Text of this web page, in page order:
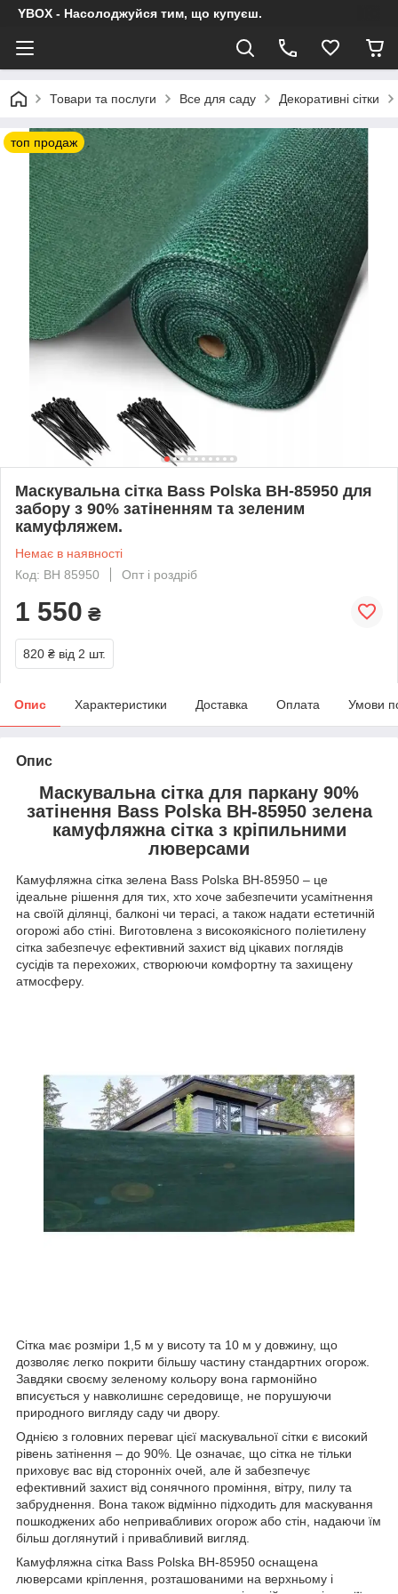
YBOX - Насолоджуйся тим, що купуєш.
Товари та послуги Все для саду Декоративні сітки
топ продаж
Маскувальна сітка Bass Polska BH-85950 для
забору з 90% затіненням та зеленим
камуфляжем.
Немає в наявності
Код: BH 85950
Опт і роздріб
1 550 ₴
820 ₴ від 2 шт.
Опис Характеристики Доставка Оплата Умови
Опис
Маскувальна сітка для паркану 90%
затінення Bass Polska BH-85950 зелена
камуфляжна сітка з кріпильними
люверсами
Камуфляжна сітка зелена Bass Polska BH-85950 – це
ідеальне рішення для тих, хто хоче забезпечити усамітнення
на своїй ділянці, балконі чи терасі, а також надати естетичній
огорожі або стіні. Виготовлена з високоякісного поліетилену
сітка забезпечує ефективний захист від цікавих поглядів
сусідів та перехожих, створюючи комфортну та захищену
атмосферу.
Сітка має розміри 1,5 м у висоту та 10 м у довжину, що
дозволяє легко покрити більшу частину стандартних огорож.
Завдяки своєму зеленому кольору вона гармонійно
вписується у навколишнє середовище, не порушуючи
природного вигляду саду чи двору.
Однією з головних переваг цієї маскувальної сітки є високий
рівень затінення – до 90%. Це означає, що сітка не тільки
приховує вас від сторонніх очей, але й забезпечує
ефективний захист від сонячного проміння, вітру, пилу та
забруднення. Вона також відмінно підходить для маскування
пошкоджених або непривабливих огорож або стін, надаючи їм
більш доглянутий і привабливий вигляд.
Камуфляжна сітка Bass Polska BH-85950 оснащена
люверсами кріплення, розташованими на верхньому і